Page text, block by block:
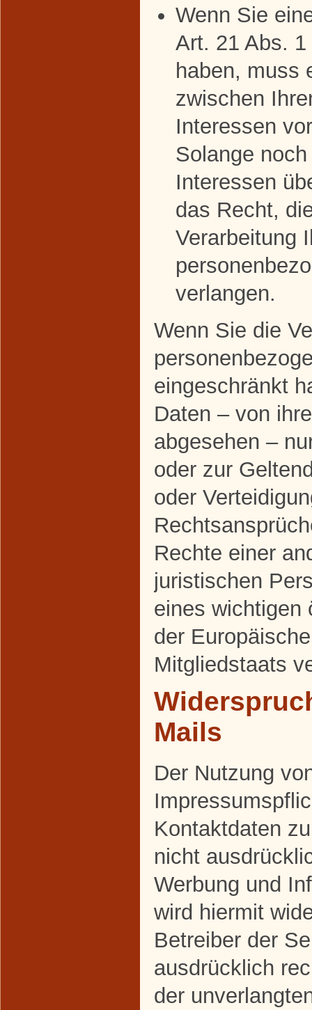
Wenn Sie
Art. 21 Abs.
haben, muss
zwischen
Interessen
Solange
Interessen
das Recht,
Verarbeitung
verlangen.
Wenn Sie die
eingeschränkt
Daten – von
abgesehen –
oder zur
oder
Rechte einer
juristischen
eines wichtigen
der
Mitgliedstaats
Mails
Der Nutzung
Kontaktdaten
nicht
Werbung und
wird hiermit
Betreiber der
ausdrücklich
der